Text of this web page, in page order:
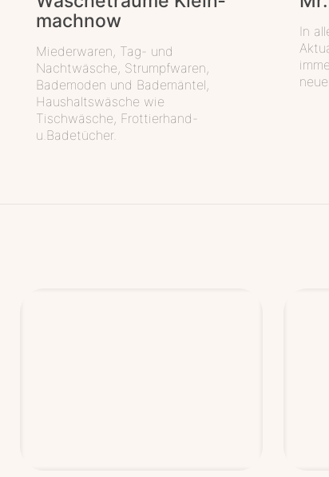
mach­now
Miederwaren, Tag- und
Nachtwäsche, Strumpfwaren,
Bademoden und Bademäntel,
Haushaltswäsche wie
Tischwäsche, Frottierhand-
u.Badetücher.
In